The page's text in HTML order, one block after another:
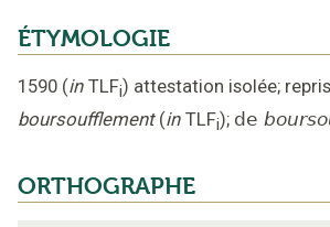
ÉTYMOLOGIE
1590 (in TLFi) attestation isolée;
boursoufflement (in TLFi); de
ORTHOGRAPHE